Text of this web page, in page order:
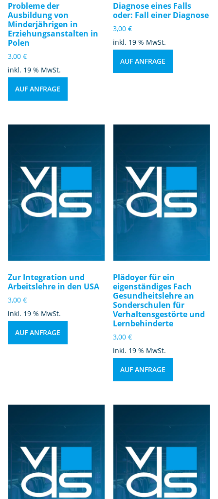
Probleme der
Ausbildung von
Minderjährigen in
Erziehungsanstalten in
Polen
3,00 €
inkl. 19 % MwSt.
AUF ANFRAGE
Diagnose eines Falls
oder: Fall einer Diagnose
3,00€
inkl. 19 % MwSt.
AUF ANFRAGE
Zur Integration und
Arbeitslehre in den USA
3,00 €
inkl. 19 % MwSt.
AUF ANFRAGE
Plädoyer für ein
eigenständiges Fach
Gesundheitslehre an
Sonderschulen für
Verhaltensgestörte und
Lernbehinderte
3,00€
inkl. 19 % MwSt.
AUF ANFRAGE